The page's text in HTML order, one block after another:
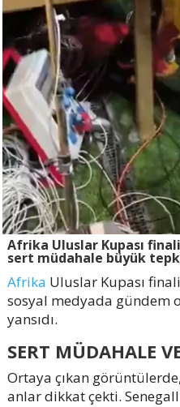
Afrika Uluslar Kupası
sert müdahale büyük
Afrika Uluslar Kupası
sosyal medyada gündem
yansıdı.
SERT MÜDAHALE
Ortaya çıkan
anlar dikkat çekti.